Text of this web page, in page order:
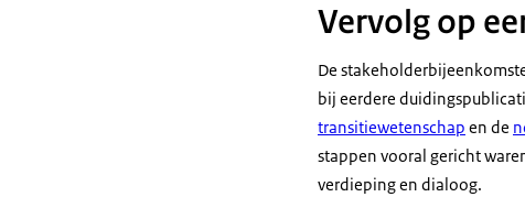
Vervolg op
De
bij eerdere
transitiewetenschap en de
stappen vooral gericht
verdieping en dialoog.